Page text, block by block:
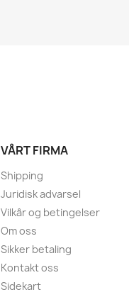
VÅRT FIRMA
Shipping
Juridisk advarsel
Vilkår og betingelser
Om oss
Sikker betaling
Kontakt oss
Sidekart